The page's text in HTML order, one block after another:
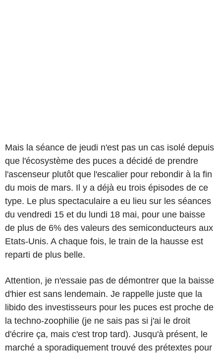
Mais la séance de jeudi n'est pas un cas isolé depuis
que l'écosystème des puces a décidé de prendre
l'ascenseur plutôt que l'escalier pour rebondir à la fin
du mois de mars. Il y a déjà eu trois épisodes de ce
type. Le plus spectaculaire a eu lieu sur les séances
du vendredi 15 et du lundi 18 mai, pour une baisse
de plus de 6% des valeurs des semiconducteurs aux
Etats-Unis. A chaque fois, le train de la hausse est
reparti de plus belle.
Attention, je n'essaie pas de démontrer que la baisse
d'hier est sans lendemain. Je rappelle juste que la
libido des investisseurs pour les puces est proche de
la techno-zoophilie (je ne sais pas si j'ai le droit
d'écrire ça, mais c'est trop tard). Jusqu'à présent, le
marché a sporadiquement trouvé des prétextes pour